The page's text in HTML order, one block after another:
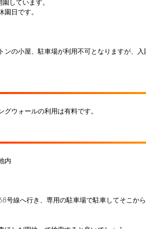
しています。
日です。
の小屋、駐車場が利用不可となりますが、入
グウォールの利用は有料です。
内
号線へ行き、専用の駐車場で駐車してそこか